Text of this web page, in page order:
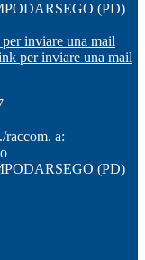
(PD)
inviare una mail
per inviare una mail
raccom. a:
(PD)